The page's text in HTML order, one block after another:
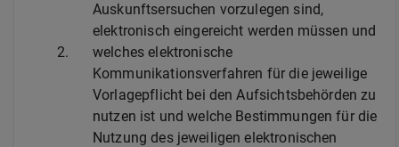
Auskunftsersuchen vorzulegen sind,
elektronisch eingereicht werden müssen und
2.
welches elektronische
Kommunikationsverfahren für die jeweilige
Vorlagepflicht bei den Aufsichtsbehörden zu
nutzen ist und welche Bestimmungen für die
Nutzung des jeweiligen elektronischen